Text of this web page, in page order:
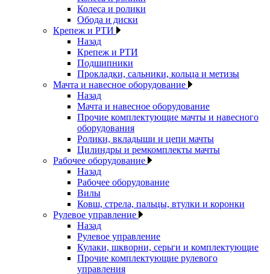
Колеса и ролики
Обода и диски
Крепеж и РТИ
Назад
Крепеж и РТИ
Подшипники
Прокладки, сальники, кольца и метизы
Мачта и навесное оборудование
Назад
Мачта и навесное оборудование
Прочие комплектующие мачты и навесного
оборудования
Ролики, вкладыши и цепи мачты
Цилиндры и ремкомплекты мачты
Рабочее оборудование
Назад
Рабочее оборудование
Вилы
Ковш, стрела, пальцы, втулки и коронки
Рулевое управление
Назад
Рулевое управление
Кулаки, шкворни, серьги и комплектующие
Прочие комплектующие рулевого
управления